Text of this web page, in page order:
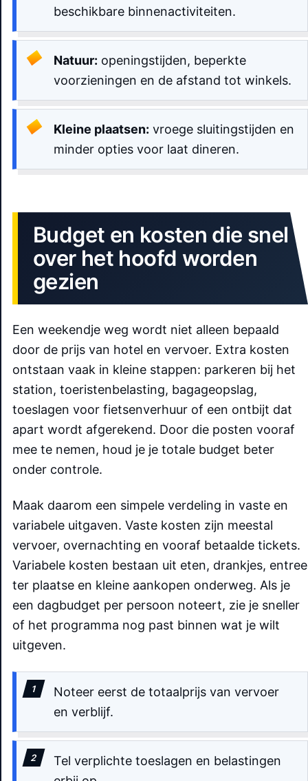
beschikbare binnenactiviteiten.
Natuur: openingstijden, beperkte
voorzieningen en de afstand tot winkels.
Kleine plaatsen: vroege sluitingstijden en
minder opties voor laat dineren.
Budget en kosten die snel
over het hoofd worden
gezien
Een weekendje weg wordt niet alleen bepaald
door de prijs van hotel en vervoer. Extra kosten
ontstaan vaak in kleine stappen: parkeren bij het
station, toeristenbelasting, bagageopslag,
toeslagen voor fietsenverhuur of een ontbijt dat
apart wordt afgerekend. Door die posten vooraf
mee te nemen, houd je je totale budget beter
onder controle.
Maak daarom een simpele verdeling in vaste en
variabele uitgaven. Vaste kosten zijn meestal
vervoer, overnachting en vooraf betaalde tickets.
Variabele kosten bestaan uit eten, drankjes, entree
ter plaatse en kleine aankopen onderweg. Als je
een dagbudget per persoon noteert, zie je sneller
of het programma nog past binnen wat je wilt
uitgeven.
Noteer eerst de totaalprijs van vervoer
en verblijf.
Tel verplichte toeslagen en belastingen